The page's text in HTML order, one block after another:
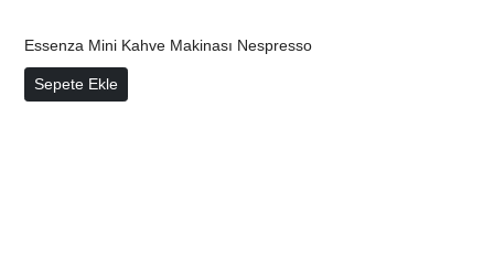
Essenza Mini Kahve Makinası Nespresso
Sepete Ekle